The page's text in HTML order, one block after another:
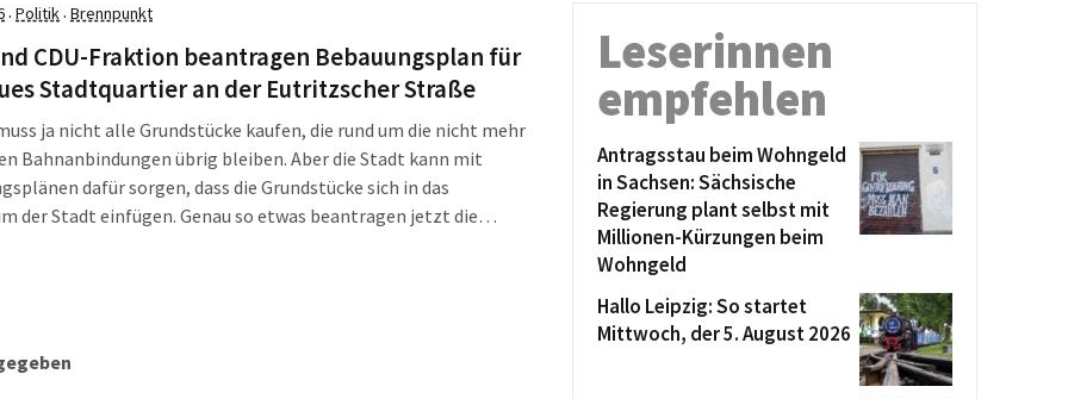
Wirkung zeigte. Diesmal hieß das Extra-Paket
A“. Da geht es um die Stickoxidbelastung. Die
Straßen noch immer zu hoch.
· Politik· Brennpunkt
CDU-Fraktion beantragen Bebauungsplan für
Stadtquartier an der Eutritzscher Straße
ja nicht alle Grundstücke kaufen, die rund um die nicht mehr
Bahnanbindungen übrig bleiben. Aber die Stadt kann mit
dafür sorgen, dass die Grundstücke sich in das
der Stadt einfügen. Genau so etwas beantragen jetzt die
Leserinnen
empfehlen
Antragsstau beim Wohngeld
in Sachsen: Sächsische
Regierung plant selbst mit
Millionen-Kürzungen beim
Wohngeld
Hallo Leipzig: So startet
Mittwoch, der 5. August 2026